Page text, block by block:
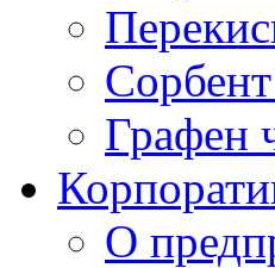
Графен
О